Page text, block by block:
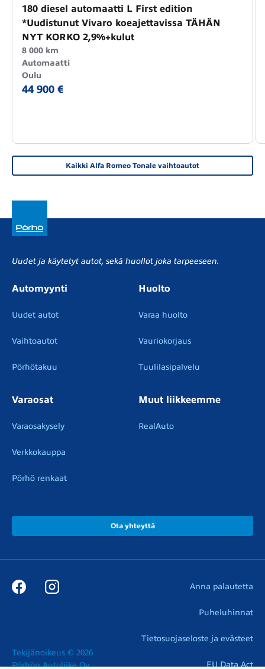
180 diesel automaatti L First edition
*Uudistunut Vivaro koeajettavissa TÄHÄN
NYT KORKO 2,9%+kulut
8 000 km
Automaatti
Oulu
44 900 €
Kaikki Alfa Romeo Tonale vaihtoautot
Uudet ja käytetyt autot, sekä huollot joka tarpeeseen.
Automyynti
Uudet autot
Vaihtoautot
Pörhötakuu
Huolto
Varaa huolto
Vauriokorjaus
Tuulilasipalvelu
Varaosat
Varaosakysely
Verkkokauppa
Pörhö renkaat
Muut liikkeemme
RealAuto
Ota yhteyttä
Tekijänoikeus © 2026
Pörhön Autoliike Oy
Anna palautetta
Puheluhinnat
Tietosuojaseloste ja evästeet
EU Data Act